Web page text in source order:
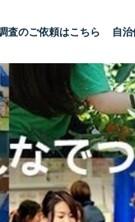
査のご依頼はこちら 自